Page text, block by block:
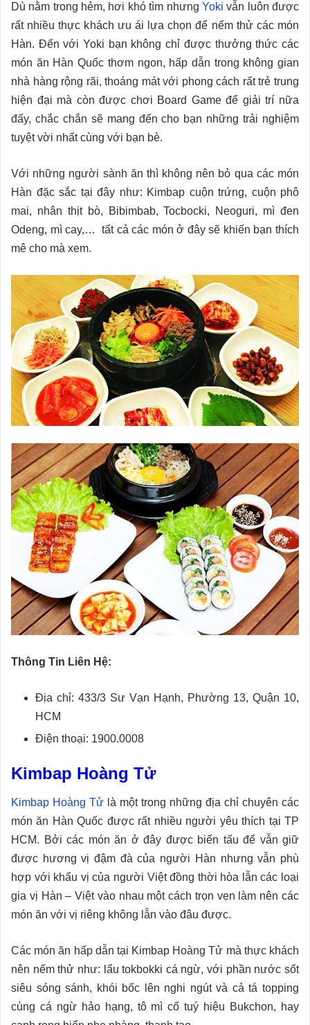
Dù nằm trong hẻm, hơi khó tìm nhưng Yoki vẫn luôn được
rất nhiều thực khách ưu ái lựa chọn để nếm thử các món
Hàn. Đến với Yoki bạn không chỉ được thưởng thức các
món ăn Hàn Quốc thơm ngon, hấp dẫn trong không gian
nhà hàng rộng rãi, thoáng mát với phong cách rất trẻ trung
hiện đại mà còn được chơi Board Game để giải trí nữa
đấy, chắc chắn sẽ mang đến cho bạn những trải nghiệm
tuyệt vời nhất cùng với bạn bè.
Với những người sành ăn thì không nên bỏ qua các món
Hàn đặc sắc tại đây như: Kimbap cuộn trứng, cuộn phô
mai, nhân thịt bò, Bibimbab, Tocbocki, Neoguri, mì đen
Odeng, mì cay,… tất cả các món ở đây sẽ khiến bạn thích
mê cho mà xem.
Thông Tin Liên Hệ:
Địa chỉ: 433/3 Sư Vạn Hạnh, Phường 13, Quận 10,
HCM
Điện thoại: 1900.0008
Kimbap Hoàng Tử
Kimbap Hoàng Tử là một trong những địa chỉ chuyên các
món ăn Hàn Quốc được rất nhiều người yêu thích tại TP
HCM. Bởi các món ăn ở đây được biến tấu để vẫn giữ
được hương vị đậm đà của người Hàn nhưng vẫn phù
hợp với khẩu vị của người Việt đồng thời hòa lẫn các loại
gia vị Hàn – Việt vào nhau một cách trọn vẹn làm nên các
món ăn với vị riêng không lẫn vào đâu được.
Các món ăn hấp dẫn tại Kimbap Hoàng Tử mà thực khách
nên nếm thử như: lẩu tokbokki cá ngừ, với phần nước sốt
siêu sóng sánh, khói bốc lên nghi ngút và cả tá topping
cùng cá ngừ hảo hạng, tô mì cổ tuý hiệu Bukchon, hay